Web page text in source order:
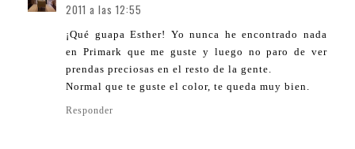
2011 a las 12:55
¡Qué guapa Esther! Yo nunca he encontrado nada
en Primark que me guste y luego no paro de ver
prendas preciosas en el resto de la gente.
Normal que te guste el color, te queda muy bien.
Responder